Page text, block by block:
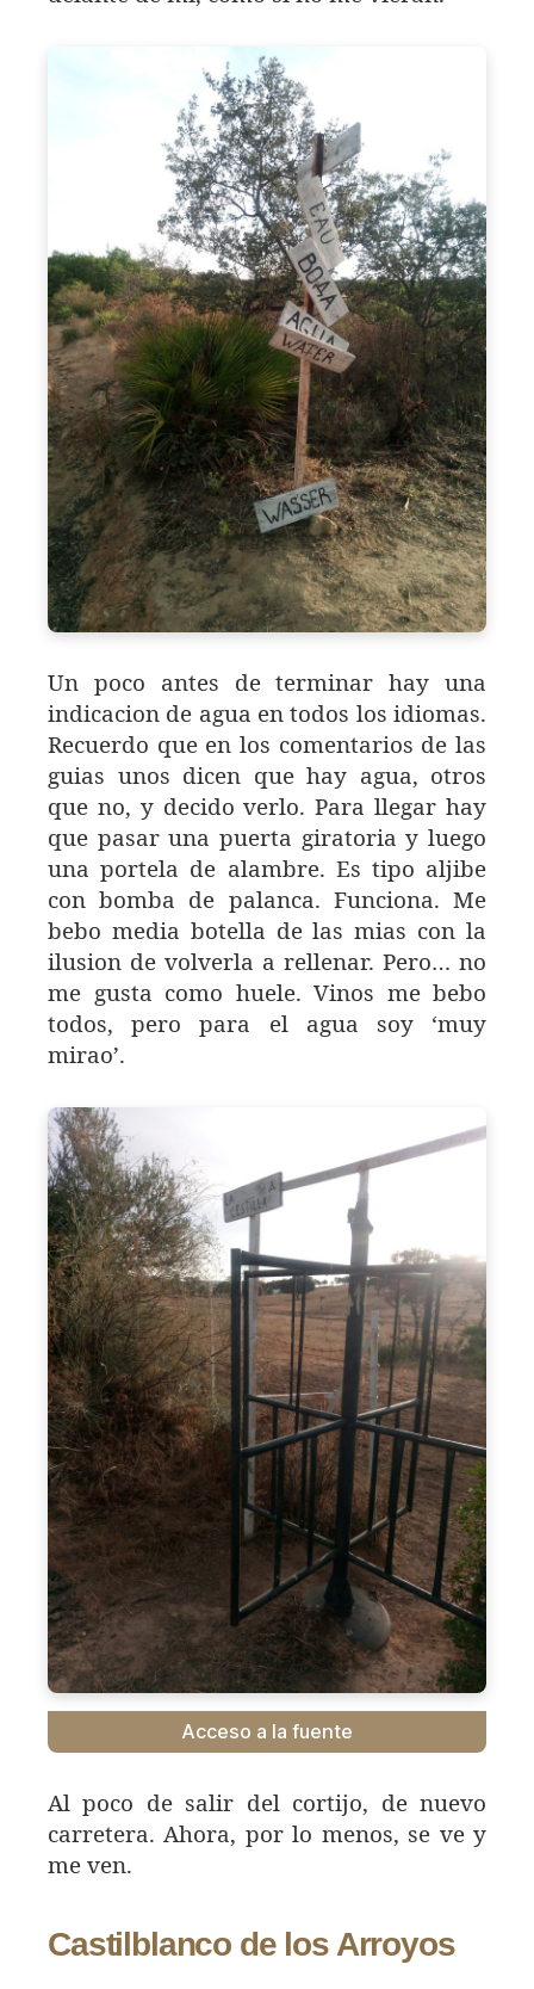
Un poco antes de terminar hay una
indicacion de agua en todos los idiomas.
Recuerdo que en los comentarios de las
guias unos dicen que hay agua, otros
que no, y decido verlo. Para llegar hay
que pasar una puerta giratoria y luego
una portela de alambre. Es tipo aljibe
con bomba de palanca. Funciona. Me
bebo media botella de las mias con la
ilusion de volverla a rellenar. Pero… no
me gusta como huele. Vinos me bebo
todos, pero para el agua soy ‘muy
mirao’.
Acceso a la fuente
Al poco de salir del cortijo, de nuevo
carretera. Ahora, por lo menos, se ve y
me ven.
Castilblanco de los Arroyos